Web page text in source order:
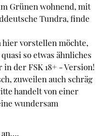
Grünen wohnend, mit
Tundra, finde
hier vorstellen möchte,
so etwas ähnliches
in der FSK 18+ - Version!
zuweilen auch schräg
handelt von einer
wundersam
an….